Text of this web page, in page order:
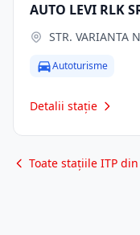
AUTO LEVI RLK
STR. VARIANTA
Autoturisme
Detalii stație
Toate stațiile ITP